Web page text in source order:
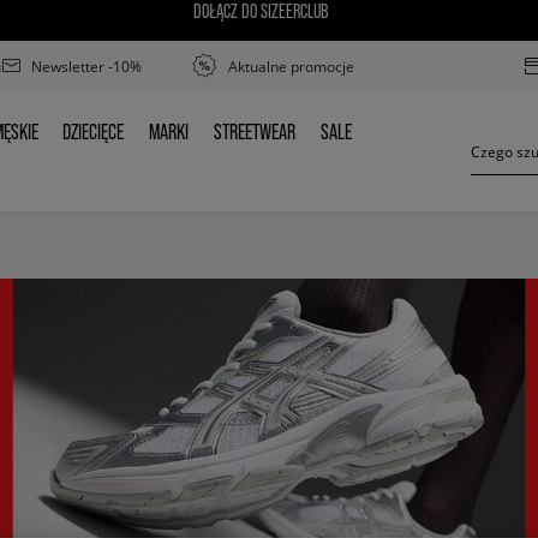
DOŁĄCZ DO SIZEERCLUB
Newsletter -10% Aktualne promocje
DZIECIĘCE
DZIECIĘCE MARKI
MARKI STREETWEAR
STREETWEAR SALE
SALE